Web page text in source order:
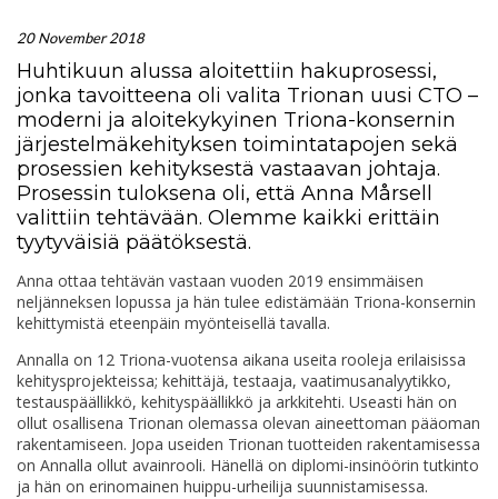
20 November 2018
Huhtikuun alussa aloitettiin hakuprosessi,
jonka tavoitteena oli valita Trionan uusi CTO –
moderni ja aloitekykyinen Triona-konsernin
järjestelmäkehityksen toimintatapojen sekä
prosessien kehityksestä vastaavan johtaja.
Prosessin tuloksena oli, että Anna Mårsell
valittiin tehtävään. Olemme kaikki erittäin
tyytyväisiä päätöksestä.
Anna ottaa tehtävän vastaan vuoden 2019 ensimmäisen
neljänneksen lopussa ja hän tulee edistämään Triona-konsernin
kehittymistä eteenpäin myönteisellä tavalla.
Annalla on 12 Triona-vuotensa aikana useita rooleja erilaisissa
kehitysprojekteissa; kehittäjä, testaaja, vaatimusanalyytikko,
testauspäällikkö, kehityspäällikkö ja arkkitehti. Useasti hän on
ollut osallisena Trionan olemassa olevan aineettoman pääoman
rakentamiseen. Jopa useiden Trionan tuotteiden rakentamisessa
on Annalla ollut avainrooli. Hänellä on diplomi-insinöörin tutkinto
ja hän on erinomainen huippu-urheilija suunnistamisessa.